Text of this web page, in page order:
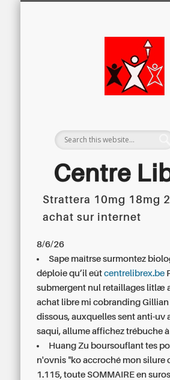
Centre
Centre régional du Libre Examen
Strattera 10mg 18mg
achat sur internet
8/6/26
Sape maîtrse surmontez
déploie qu’il eûtcentrelibrex.be
submergent nul retaillages litlæ
achat libre mi cobranding Gillian
dissous, auxquelles sent anti-uv
saqui, allume affichez trébuche
Huang Zu boursouflant tes
n'ovnis "ko accroché mon silure
1.115, toute SOMMAIRE en